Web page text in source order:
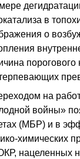
в
о
на
войны»
(МБР) и в
химических
нацеленных